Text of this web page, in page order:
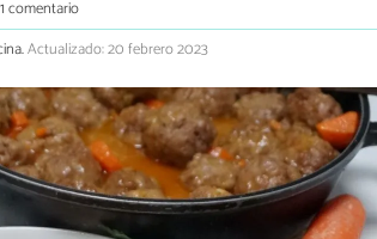
1 comentario
Actualizado: 20 febrero 2023